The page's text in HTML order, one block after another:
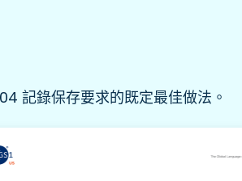
記錄保存要求的既定最佳做法。